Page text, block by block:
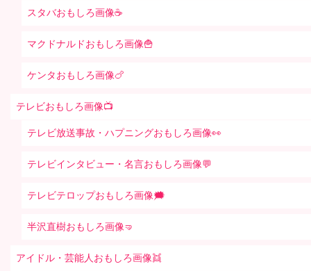
スタバおもしろ画像☕️
マクドナルドおもしろ画像🍟
ケンタおもしろ画像🍗
テレビおもしろ画像📺
テレビ放送事故・ハプニングおもしろ画像👀
テレビインタビュー・名言おもしろ画像💬
テレビテロップおもしろ画像🗯
半沢直樹おもしろ画像🤜
アイドル・芸能人おもしろ画像👯